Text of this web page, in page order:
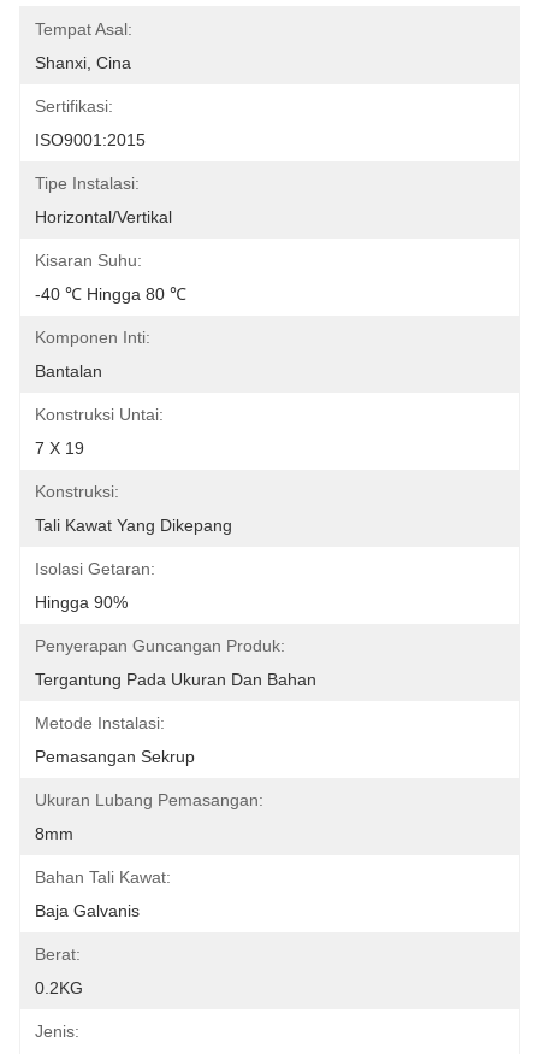
Tempat Asal:
Shanxi, Cina
Sertifikasi:
ISO9001:2015
Tipe Instalasi:
Horizontal/vertikal
Kisaran Suhu:
-40 ℃ Hingga 80 ℃
Komponen Inti:
Bantalan
Konstruksi Untai:
7 X 19
Konstruksi:
Tali Kawat Yang Dikepang
Isolasi Getaran:
Hingga 90%
Penyerapan Guncangan Produk:
Tergantung Pada Ukuran Dan Bahan
Metode Instalasi:
Pemasangan Sekrup
Ukuran Lubang Pemasangan:
8mm
Bahan Tali Kawat:
Baja Galvanis
Berat:
0.2KG
Jenis: